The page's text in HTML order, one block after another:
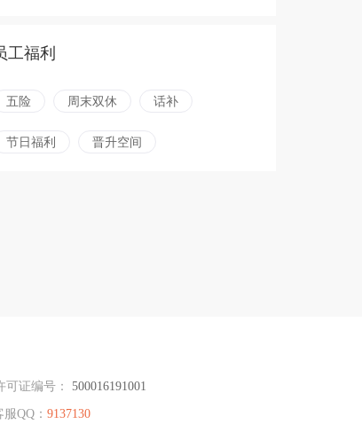
工福利
五险 周末双休 话补
节日福利 晋升空间
可证编号： 500016191001
服QQ： 9137130